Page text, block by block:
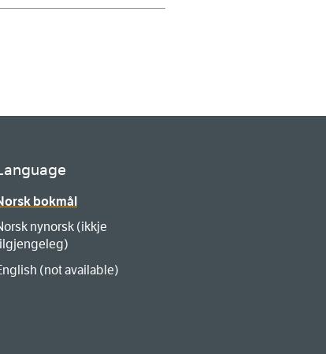
bokmål
nynorsk (ikkje
(not available)